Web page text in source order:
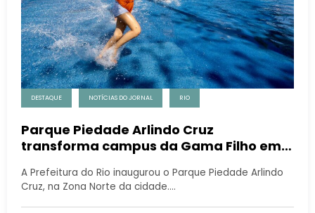
DESTAQUE NOTÍCIAS DO JORNAL RIO
Parque Piedade Arlindo Cruz
transforma campus da Gama Filho em
A Prefeitura do Rio inaugurou o Parque Piedade Arlindo
Cruz, na Zona Norte da cidade.…